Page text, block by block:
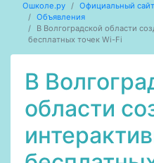
Ошколе.ру
Официальный
Объявления
В Волгоградской области
бесплатных точек Wi-Fi
В
области